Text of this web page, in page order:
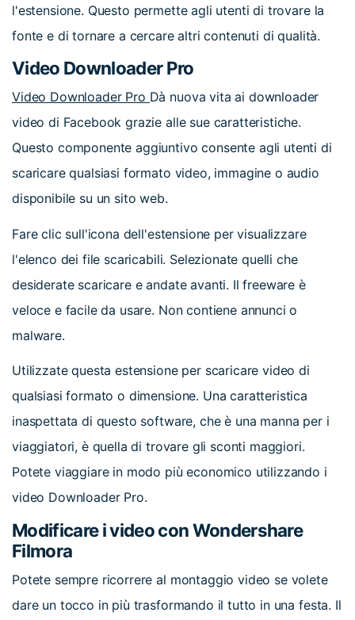
l'estensione. Questo permette agli utenti di trovare la
fonte e di tornare a cercare altri contenuti di qualità.
Video Downloader Pro
Video Downloader Pro Dà nuova vita ai downloader
video di Facebook grazie alle sue caratteristiche.
Questo componente aggiuntivo consente agli utenti di
scaricare qualsiasi formato video, immagine o audio
disponibile su un sito web.
Fare clic sull'icona dell'estensione per visualizzare
l'elenco dei file scaricabili. Selezionate quelli che
desiderate scaricare e andate avanti. Il freeware è
veloce e facile da usare. Non contiene annunci o
malware.
Utilizzate questa estensione per scaricare video di
qualsiasi formato o dimensione. Una caratteristica
inaspettata di questo software, che è una manna per i
viaggiatori, è quella di trovare gli sconti maggiori.
Potete viaggiare in modo più economico utilizzando i
video Downloader Pro.
Modificare i video con Wondershare
Filmora
Potete sempre ricorrere al montaggio video se volete
dare un tocco in più trasformando il tutto in una festa. Il